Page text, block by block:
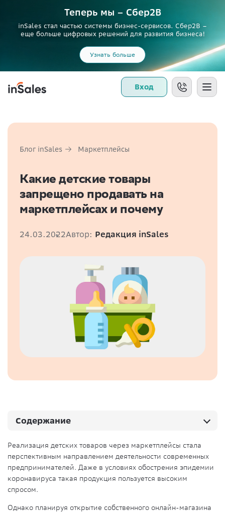
Теперь мы – Сбер2B
inSales стал частью системы бизнес-сервисов. Сбер2В –
еще больше цифровых решений для развития бизнеса!
Узнать больше
Вход
Блог inSales Маркетплейсы
Какие детские товары
запрещено продавать на
маркетплейсах и почему
24.03.2022Автор: Редакция inSales
Реализация детских товаров через маркетплейсы стала
перспективным направлением деятельности современных
предпринимателей. Даже в условиях обострения эпидемии
коронавируса такая продукция пользуется высоким
спросом.
Однако планируя открытие собственного онлайн-магазина
Содержание